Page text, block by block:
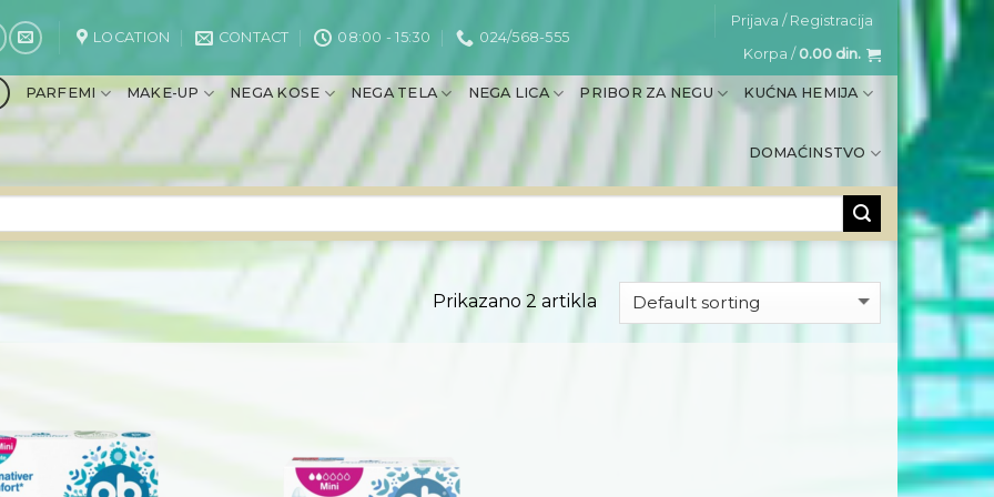
LOCATION CONTACT 08:00 - 15:30 024/568-555
Prijava / Registracija
Korpa /0.00din.
PARFEMI MAKE-UP NEGA KOSE NEGA TELA NEGA LICA PRIBOR ZA NEGU KUĆNA HEMIJA
DOMAĆINSTVO
Prikazano 2 artikla